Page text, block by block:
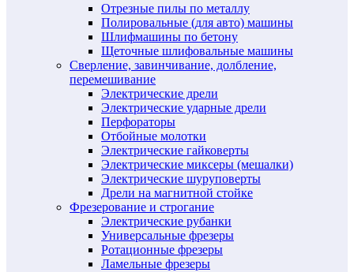
Отрезные пилы по металлу
Полировальные (для авто) машины
Шлифмашины по бетону
Щеточные шлифовальные машины
Сверление, завинчивание, долбление,
перемешивание
Электрические дрели
Электрические ударные дрели
Перфораторы
Отбойные молотки
Электрические гайковерты
Электрические миксеры (мешалки)
Электрические шуруповерты
Дрели на магнитной стойке
Фрезерование и строгание
Электрические рубанки
Универсальные фрезеры
Ротационные фрезеры
Ламельные фрезеры